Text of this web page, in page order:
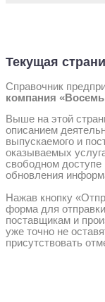
Текущая
Справочник
компания
Выше на этой
описанием
выпускаемого и
оказываемых
свободном
обновления
Нажав кнопку
форма для
поставщикам и
уже точно не
присутствовать